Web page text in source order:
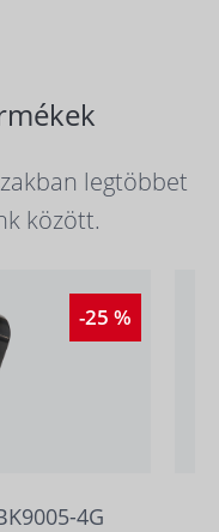
legtöbbet
között.
-25 %
4G